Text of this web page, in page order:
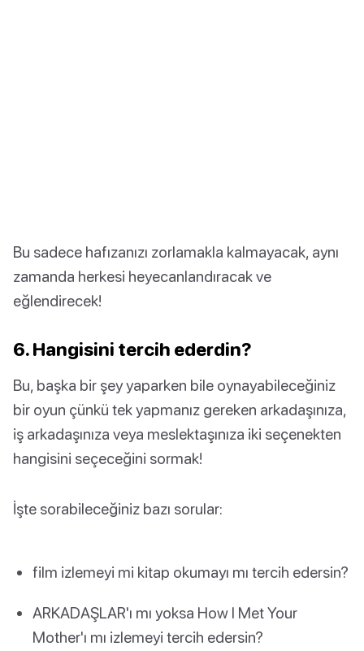
Bu sadece hafızanızı zorlamakla kalmayacak, aynı
zamanda herkesi heyecanlandıracak ve
eğlendirecek!
6. Hangisini tercih ederdin?
Bu, başka bir şey yaparken bile oynayabileceğiniz
bir oyun çünkü tek yapmanız gereken arkadaşınıza,
iş arkadaşınıza veya meslektaşınıza iki seçenekten
hangisini seçeceğini sormak!
İşte sorabileceğiniz bazı sorular:
film izlemeyi mi kitap okumayı mı tercih edersin?
ARKADAŞLAR'ı mı yoksa How I Met Your
Mother'ı mı izlemeyi tercih edersin?